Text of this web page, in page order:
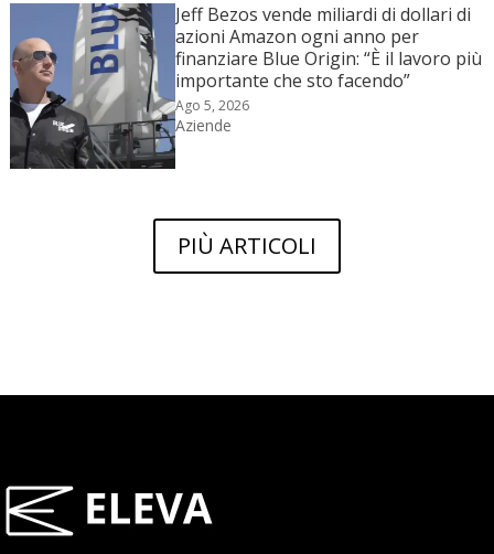
Jeff Bezos vende miliardi di dollari di
azioni Amazon ogni anno per
finanziare Blue Origin: “È il lavoro più
importante che sto facendo”
Ago 5, 2026
Aziende
PIÙ ARTICOLI